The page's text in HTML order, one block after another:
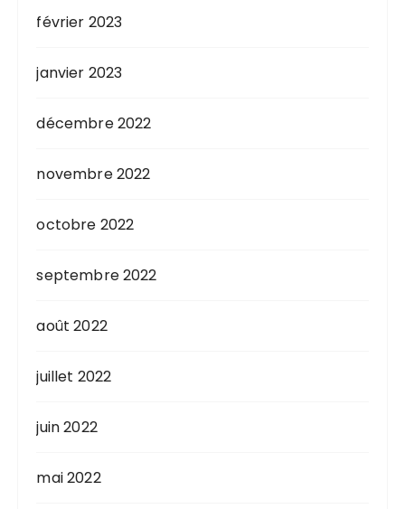
février 2023
janvier 2023
décembre 2022
novembre 2022
octobre 2022
septembre 2022
août 2022
juillet 2022
juin 2022
mai 2022